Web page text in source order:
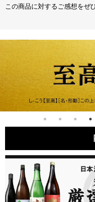
この商品に対するご感想をぜ